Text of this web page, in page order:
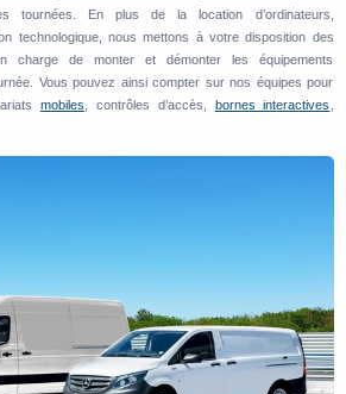
tournées. En plus de la location d’ordinateurs,
technologique, nous mettons à votre disposition des
charge de monter et démonter les équipements
Vous pouvez ainsi compter sur nos équipes pour
mobiles , contrôles d’accès, bornes interactives